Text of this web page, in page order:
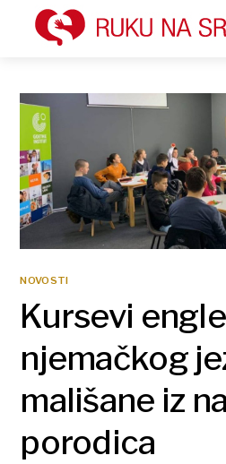
NOVOSTI
Kursevi
njemačkog
mališane iz
porodica